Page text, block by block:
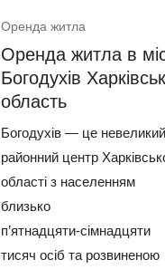
Оренда житла
Оренда житла в
Богодухів
область
Богодухів — це невеликий
районний центр
області з населенням
близько
п’ятнадцяти‑сімнадцяти
тисяч осіб та розвиненою